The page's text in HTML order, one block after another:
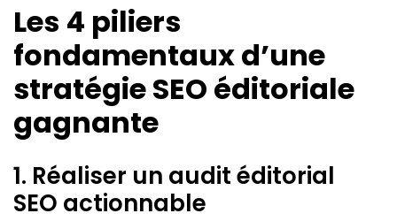
Les 4 piliers
fondamentaux d’une
stratégie SEO éditoriale
gagnante
1. Réaliser un audit éditorial
SEO actionnable